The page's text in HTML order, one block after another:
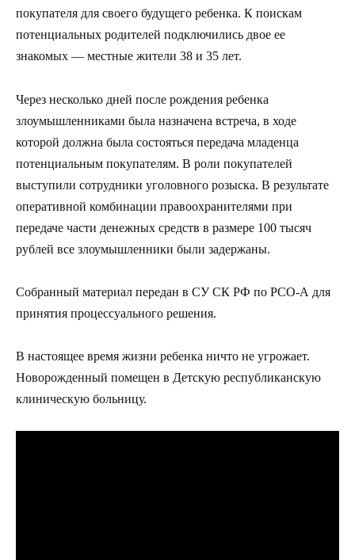
покупателя для своего будущего ребенка. К поискам
потенциальных родителей подключились двое ее
знакомых — местные жители 38 и 35 лет.
Через несколько дней после рождения ребенка
злоумышленниками была назначена встреча, в ходе
которой должна была состояться передача младенца
потенциальным покупателям. В роли покупателей
выступили сотрудники уголовного розыска. В результате
оперативной комбинации правоохранителями при
передаче части денежных средств в размере 100 тысяч
рублей все злоумышленники были задержаны.
Собранный материал передан в СУ СК РФ по РСО-А для
принятия процессуального решения.
В настоящее время жизни ребенка ничто не угрожает.
Новорожденный помещен в Детскую республиканскую
клиническую больницу.